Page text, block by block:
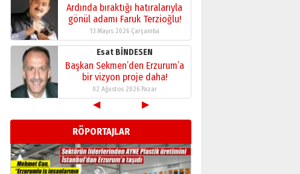
Ardında bıraktığı hatıralarıyla
gönül adamı Faruk Terzioğlu!
13 Mayıs 2026 Çarşamba
Esat BİNDESEN
Başkan Sekmen’den Erzurum’a
bir vizyon proje daha!
02 Ağustos 2026 Pazar
Kadir SABUNCUOĞLU
Erzurumspor’un köşe taşları
29 Haziran 2026 Pazartesi
Kenan GÜLERCİ
◀ ▶
RÖPORTAJLAR